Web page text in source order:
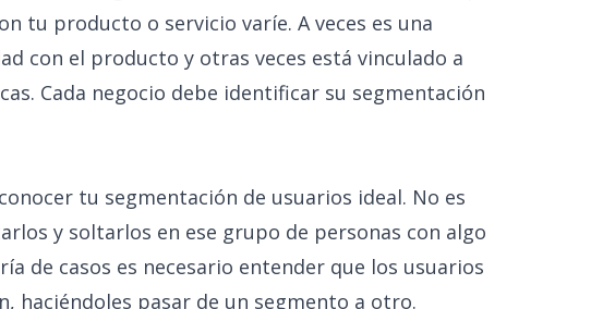
tu producto o servicio varíe. A veces es una
con el producto y otras veces está vinculado a
Cada negocio debe identificar su segmentación
tu segmentación de usuarios ideal. No es
y soltarlos en ese grupo de personas con algo
de casos es necesario entender que los usuarios
haciéndoles pasar de un segmento a otro.